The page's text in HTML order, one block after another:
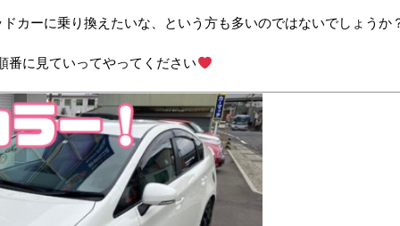
カーに乗り換えたいな、という方も多いのではないでしょうか
番に見ていってやってください